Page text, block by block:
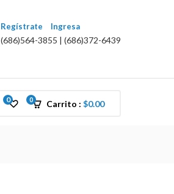
Regístrate Ingresa
(686)564-3855 | (686)372-6439
Carrito : $0.00
0
0